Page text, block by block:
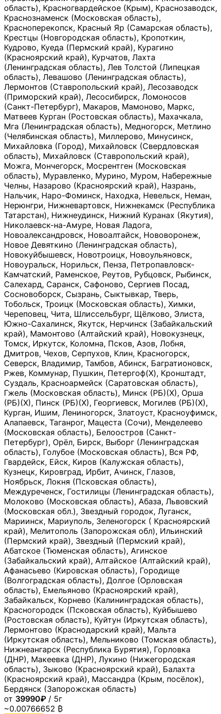
область), Красногвардейское (Крым), Краснозаводск,
Краснознаменск (Московская область),
Красноперекопск, Красный Яр (Самарская область),
Крестцы (Новгородская область), Кропоткин,
Кудрово, Куеда (Пермский край), Курагино
(Красноярский край), Курчатов, Лахта
(Ленинградская область), Лев Толстой (Липецкая
область), Левашово (Ленинградская область),
Лермонтов (Ставропольский край), Лесозаводск
(Приморский край), Лесосибирск, Ломоносов
(Санкт-Петербург), Макаров, Мамоново, Маркс,
Матвеев Курган (Ростовская область), Махачкала,
Мга (Ленинградская область), Медногорск, Метлино
(Челябинская область), Миллерово, Минусинск,
Михайловка (Город), Михайловск (Свердловская
область), Михайловск (Ставропольский край),
Можга, Мончегорск, Мосрентген (Московская
область), Муравленко, Мурино, Муром, Набережные
Челны, Назарово (Красноярский край), Назрань,
Нальчик, Наро-Фоминск, Находка, Невельск, Неман,
Нерюнгри, Нижневартовск, Нижнекамск (Республика
Татарстан), Нижнеудинск, Нижний Куранах (Якутия),
Николаевск-на-Амуре, Новая Ладога,
Новоалександровск, Новоалтайск, Нововоронеж,
Новое Девяткино (Ленинградская область),
Новокуйбышевск, Новотроицк, Новоульяновск,
Новоуральск, Норильск, Пенза, Петропавловск-
Камчатский, Раменское, Реутов, Рубцовск, Рыбинск,
Салехард, Саранск, Сафоново, Сергиев Посад,
Сосновоборск, Сызрань, Сыктывкар, Тверь,
Тобольск, Троицк (Московская область), Химки,
Череповец, Чита, Шлиссельбург, Щёлково, Элиста,
Южно-Сахалинск, Якутск, Нерчинск (Забайкальский
край), Мамонтово (Алтайский край), Новокузнецк,
Томск, Иркутск, Коломна, Псков, Азов, Лобня,
Дмитров, Чехов, Серпухов, Клин, Красногорск,
Северск, Владимир, Тамбов, Абинск, Багратионовск,
Ржев, Коммунар, Пушкин, Петергоф(Х), Кронштадт,
Суздаль, Красноармейск (Саратовская область),
Гжель (Московская область), Минск (РБ)(Х), Орша
(РБ)(Х), Пинск (РБ)(Х), Георгиевск, Могилев (РБ)(Х),
Курган, Ишим, Лениногорск, Златоуст, Красноуфимск,
Алапаевск, Таганрог, Мацеста (Сочи), Менделеево
(Московская область), Белоостров (Санкт-
Петербург), Орёл, Бирск, Выборг (Ленинградская
область), Голубое (Московская область), Вся РФ,
Гвардейск, Ейск, Киров (Калужская область),
Кузнецк, Кировград, Ирбит, Ачинск, Глазов,
Ноябрьск, Локня (Псковская область),
Междуреченск, Гостилицы (Ленинградская область),
Молоково (Московская область), Абаза, Львовский
(Московская обл.), Звездный городок, Луганск,
Мариинск, Мариуполь, Зеленогорск ( Красноярский
край), Мелитополь (Запорожская обл), Ильинский
(Пермский край), Звездный (Пермский край),
Абатское (Тюменская область), Агинское
(Забайкальский край), Алтайское (Алтайский край),
Афанасьево (Кировская область), Городище
(Волгоградская область), Долгое (Орловская
область), Емельяново (Красноярский край),
Забайкальск, Корнево (Калининградская область),
Красногородск (Псковская область), Куйбышево
(Ростовская область), Куйтун (Иркутская область),
Лермонтово (Краснодарский край), Мальта
(Иркутская область), Мельниково (Томская область),
Нижнеангарск (Республика Бурятия), Горловка
(ДНР), Макеевка (ДНР), Лукино (Нижегородская
область), Зыково (Красноярский край), Балахта
(Красноярский край), Массандра (Крым, посёлок),
Бердянск (Запорожская область)
от 39990₽ / 5г
~0.00766652 ₿